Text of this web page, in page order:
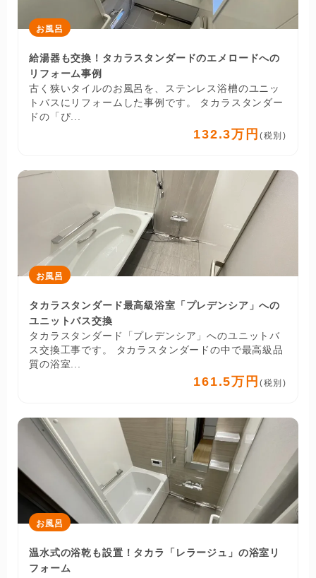
お風呂
給湯器も交換！タカラスタンダードのエメロードへの
リフォーム事例
古く狭いタイルのお風呂を、ステンレス浴槽のユニッ
トバスにリフォームした事例です。 タカラスタンダー
ドの「ぴ...
132.3万円 (税別)
お風呂
タカラスタンダード最高級浴室「プレデンシア」への
ユニットバス交換
タカラスタンダード「プレデンシア」へのユニットバ
ス交換工事です。 タカラスタンダードの中で最高級品
質の浴室...
161.5万円 (税別)
お風呂
温水式の浴乾も設置！タカラ「レラージュ」の浴室リ
フォーム